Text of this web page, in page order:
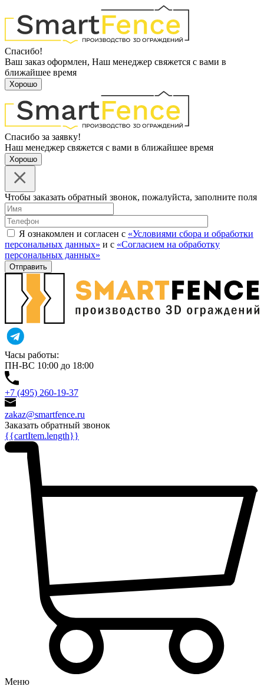
Спасибо!
Ваш заказ оформлен, Наш менеджер свяжется с вами в
ближайшее время
Хорошо
Спасибо за заявку!
Наш менеджер свяжется с вами в ближайшее время
Хорошо
Чтобы заказать обратный звонок, пожалуйста, заполните поля
Я ознакомлен и согласен с «Условиями сбора и обработки
персональных данных» и с «Согласием на обработку
персональных данных»
Отправить
Часы работы:
ПН-ВС 10:00 до 18:00
+7 (495) 260-19-37
zakaz@smartfence.ru
Заказать обратный звонок
{{cartItem.length}}
Меню